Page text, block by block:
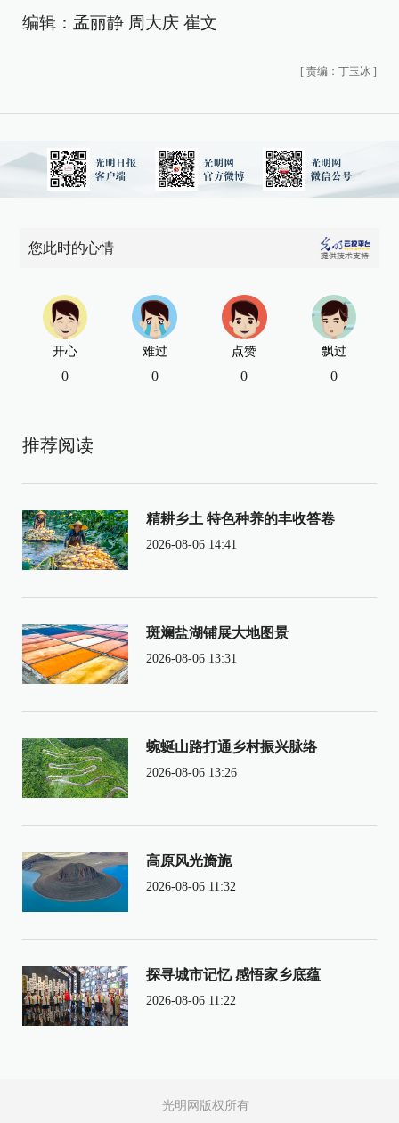
编辑：孟丽静 周大庆 崔文
[ 责编：丁玉冰 ]
您此时的心情
开心
0
难过
0
点赞
0
飘过
0
推荐阅读
精耕乡土 特色种养的丰收答卷
2026-08-06 14:41
斑斓盐湖铺展大地图景
2026-08-06 13:31
蜿蜒山路打通乡村振兴脉络
2026-08-06 13:26
高原风光旖旎
2026-08-06 11:32
探寻城市记忆 感悟家乡底蕴
2026-08-06 11:22
光明网版权所有